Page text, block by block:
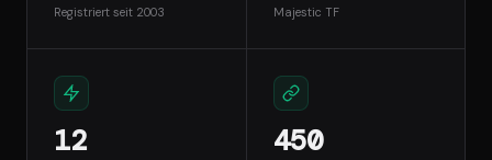
Registriert seit 2003 Majestic TF
12 450